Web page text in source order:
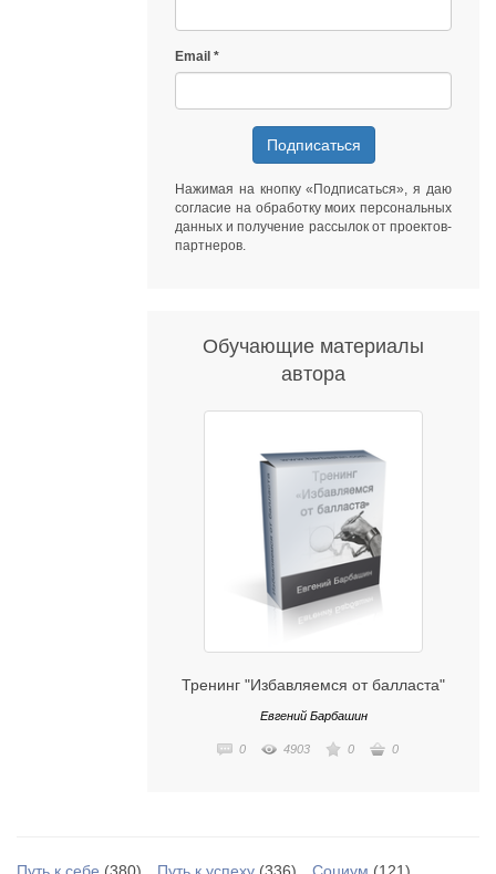
Email
Подписаться
Нажимая на кнопку «Подписаться», я даю
согласие на обработку моих персональных
данных и получение рассылок от проектов-
партнеров.
Обучающие материалы
автора
Тренинг "Избавляемся от балласта"
Евгений Барбашин
0 4903 0 0